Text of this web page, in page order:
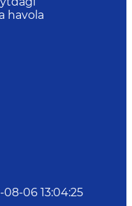
havola
08-06 13:04:25